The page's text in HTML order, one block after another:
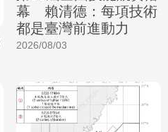
幕 賴清德：每項技術
都是臺灣前進動力
2026/08/03